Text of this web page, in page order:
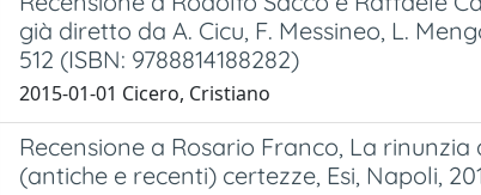
già diretto da A. Cicu, F. Messineo, L.
512 (ISBN: 9788814188282)
2015-01-01 Cicero, Cristiano
Recensione a Rosario Franco, La
(antiche e recenti) certezze, Esi, Napoli,